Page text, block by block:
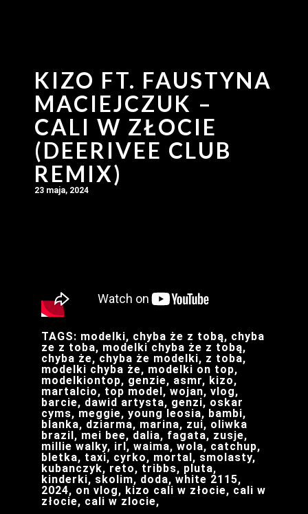
KIZO FT. FAUSTYNA
MACIEJCZUK –
CALI W ZŁOCIE
(DEERIVEE CLUB
REMIX)
23 maja, 2024
TAGS: modelki, chyba że z tobą, chyba
ze z toba, modelki chyba że z tobą,
chyba że, chyba że modelki, z toba,
modelki chyba że, modelki on top,
modelkiontop, genzie, asmr, kizo,
martalcio, top model, wojan, vlog,
barcie, dawid artysta, genzi, oskar
cyms, meggie, young leosia, bambi,
blanka, dziarma, marina, zui, oliwka
brazil, mei bee, dalia, fagata, zusje,
millie walky, irl, waima, wola, catchup,
bletka, taxi, cyrko, mortal, smolasty,
kubanczyk, reto, tribbs, pluta,
kinderki, skolim, doda, white 2115,
2024, on vlog, kizo cali w złocie, cali w
złocie, cali w zlocie,